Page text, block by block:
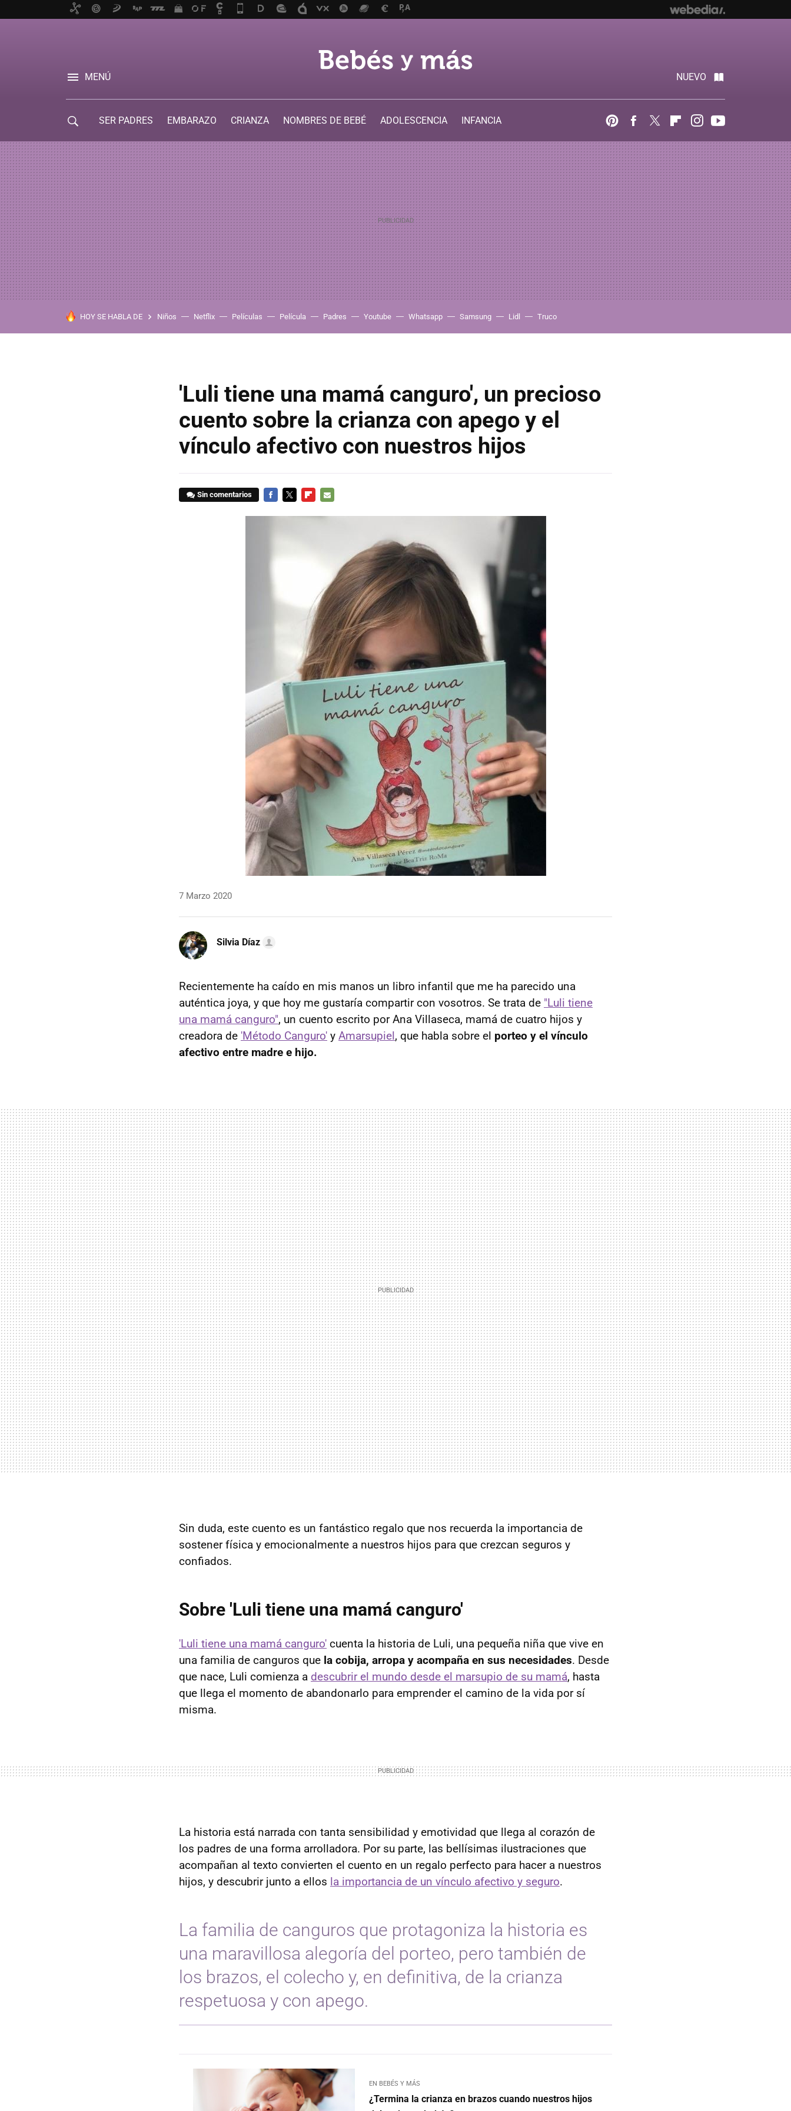
MENÚ NUEVO
SER PADRES EMBARAZO CRIANZA NOMBRES DE BEBÉ ADOLESCENCIA
INFANCIA
PinterestFacebook
Twitter FlipboardInstagram
HOY SE HABLA DE Niños Netflix Películas Película Padres Youtube Whatsapp Samsung Lidl Truco
'Luli tiene una mamá canguro', un precioso
cuento sobre la crianza con apego y el
vínculo afectivo con nuestros hijos
Sin comentarios
7 Marzo 2020
Silvia Díaz
Recientemente ha caído en mis manos un libro infantil que me ha parecido una
auténtica joya, y que hoy me gustaría compartir con vosotros. Se trata de "Luli tiene
una mamá canguro", un cuento escrito por Ana Villaseca, mamá de cuatro hijos y
creadora de 'Método Canguro' y Amarsupiel, que habla sobre el porteo y el vínculo
afectivo entre madre e hijo.
Sin duda, este cuento es un fantástico regalo que nos recuerda la importancia de
sostener física y emocionalmente a nuestros hijos para que crezcan seguros y
confiados.
Sobre 'Luli tiene una mamá canguro'
'Luli tiene una mamá canguro' cuenta la historia de Luli, una pequeña niña que vive en
una familia de canguros que la cobija, arropa y acompaña en sus necesidades. Desde
que nace, Luli comienza a descubrir el mundo desde el marsupio de su mamá, hasta
que llega el momento de abandonarlo para emprender el camino de la vida por sí
misma.
La historia está narrada con tanta sensibilidad y emotividad que llega al corazón de
los padres de una forma arrolladora. Por su parte, las bellísimas ilustraciones que
acompañan al texto convierten el cuento en un regalo perfecto para hacer a nuestros
hijos, y descubrir junto a ellos la importancia de un vínculo afectivo y seguro.
La familia de canguros que protagoniza la historia es
una maravillosa alegoría del porteo, pero también de
los brazos, el colecho y, en definitiva, de la crianza
respetuosa y con apego.
EN BEBÉS Y MÁS
¿Termina la crianza en brazos cuando nuestros hijos